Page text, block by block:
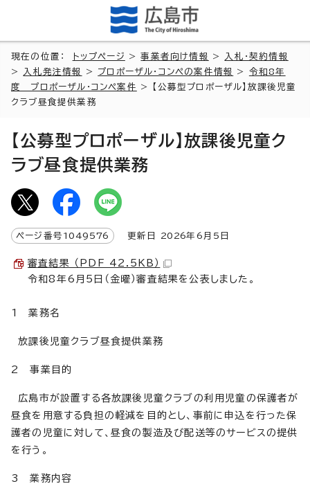
現在の位置： トップページ >事業者向け情報 >
入札・契約情報
>
入札発注情報 > プロポーザル・コンペの案件情報 > 令和8年
度 プロポーザル・コンペ案件
> 【公募型プロポーザル】放課後児童
クラブ昼食提供業務
【公募型プロポーザル】放課後児童ク
ラブ昼食提供業務
ページ番号 1049576 更新日 2026年6月5日
審査結果 （PDF 42.5KB）
令和8年6月5日（金曜）審査結果を公表しました。
1 業務名
放課後児童クラブ昼食提供業務
2 事業目的
広島市が設置する各放課後児童クラブの利用児童の保護者が
昼食を用意する負担の軽減を目的とし、事前に申込を行った保
護者の児童に対して、昼食の製造及び配送等のサービスの提供
を行う。
3 業務内容